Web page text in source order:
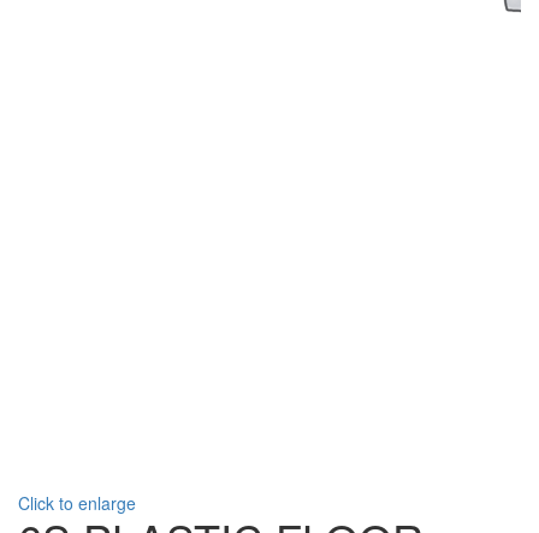
Click to enlarge